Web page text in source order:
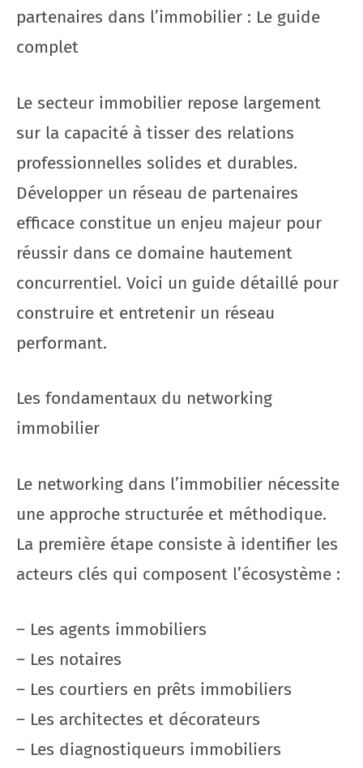
partenaires dans l’immobilier : Le guide
complet
Le secteur immobilier repose largement
sur la capacité à tisser des relations
professionnelles solides et durables.
Développer un réseau de partenaires
efficace constitue un enjeu majeur pour
réussir dans ce domaine hautement
concurrentiel. Voici un guide détaillé pour
construire et entretenir un réseau
performant.
Les fondamentaux du networking
immobilier
Le networking dans l’immobilier nécessite
une approche structurée et méthodique.
La première étape consiste à identifier les
acteurs clés qui composent l’écosystème :
– Les agents immobiliers
– Les notaires
– Les courtiers en prêts immobiliers
– Les architectes et décorateurs
– Les diagnostiqueurs immobiliers